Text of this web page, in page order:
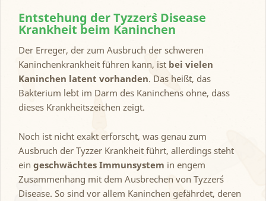
Entstehung der Tyzzer`s Disease
Krankheit beim Kaninchen
Der Erreger, der zum Ausbruch der schweren
Kaninchenkrankheit führen kann, ist bei vielen
Kaninchen latent vorhanden. Das heißt, das
Bakterium lebt im Darm des Kaninchens ohne, dass
dieses Krankheitszeichen zeigt.
Noch ist nicht exakt erforscht, was genau zum
Ausbruch der Tyzzer Krankheit führt, allerdings steht
ein geschwächtes Immunsystem in engem
Zusammenhang mit dem Ausbrechen von Tyzzer´s
Disease. So sind vor allem Kaninchen gefährdet, deren